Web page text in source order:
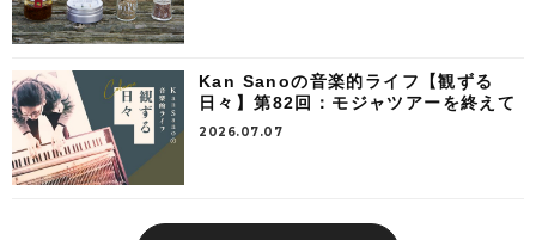
Kan Sanoの音楽的ライフ【観ずる
日々】第82回：モジャツアーを終えて
2026.07.07